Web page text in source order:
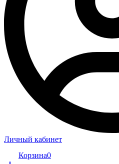
Личный кабинет
Корзина0